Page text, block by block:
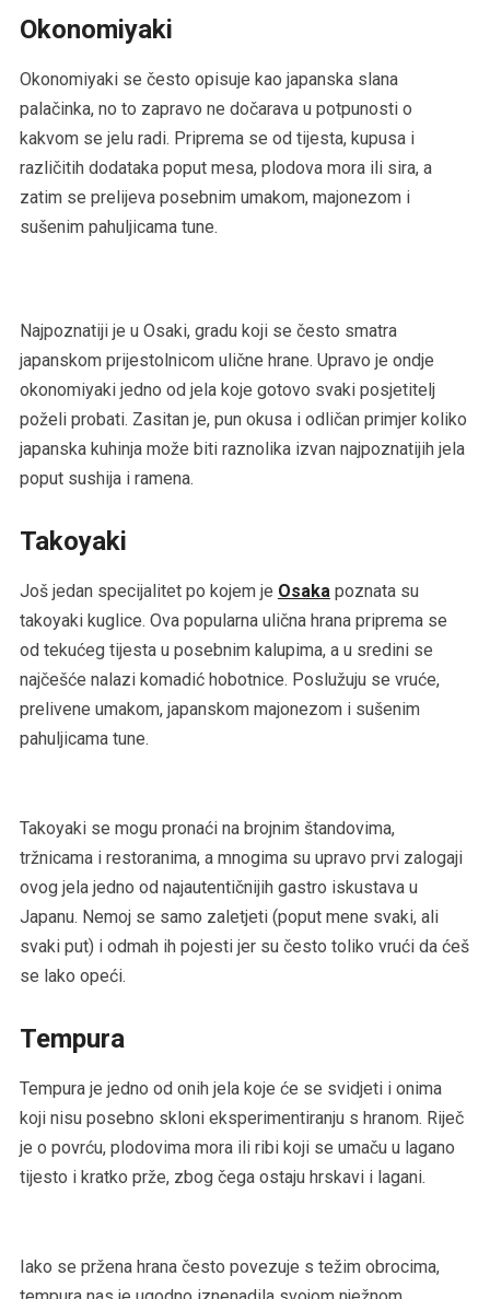
Okonomiyaki
Okonomiyaki se često opisuje kao japanska slana
palačinka, no to zapravo ne dočarava u potpunosti o
kakvom se jelu radi. Priprema se od tijesta, kupusa i
različitih dodataka poput mesa, plodova mora ili sira, a
zatim se prelijeva posebnim umakom, majonezom i
sušenim pahuljicama tune.
Najpoznatiji je u Osaki, gradu koji se često smatra
japanskom prijestolnicom ulične hrane. Upravo je ondje
okonomiyaki jedno od jela koje gotovo svaki posjetitelj
poželi probati. Zasitan je, pun okusa i odličan primjer koliko
japanska kuhinja može biti raznolika izvan najpoznatijih jela
poput sushija i ramena.
Takoyaki
Još jedan specijalitet po kojem je Osaka poznata su
takoyaki kuglice. Ova popularna ulična hrana priprema se
od tekućeg tijesta u posebnim kalupima, a u sredini se
najčešće nalazi komadić hobotnice. Poslužuju se vruće,
prelivene umakom, japanskom majonezom i sušenim
pahuljicama tune.
Takoyaki se mogu pronaći na brojnim štandovima,
tržnicama i restoranima, a mnogima su upravo prvi zalogaji
ovog jela jedno od najautentičnijih gastro iskustava u
Japanu. Nemoj se samo zaletjeti (poput mene svaki, ali
svaki put) i odmah ih pojesti jer su često toliko vrući da ćeš
se lako opeći.
Tempura
Tempura je jedno od onih jela koje će se svidjeti i onima
koji nisu posebno skloni eksperimentiranju s hranom. Riječ
je o povrću, plodovima mora ili ribi koji se umaču u lagano
tijesto i kratko prže, zbog čega ostaju hrskavi i lagani.
Iako se pržena hrana često povezuje s težim obrocima,